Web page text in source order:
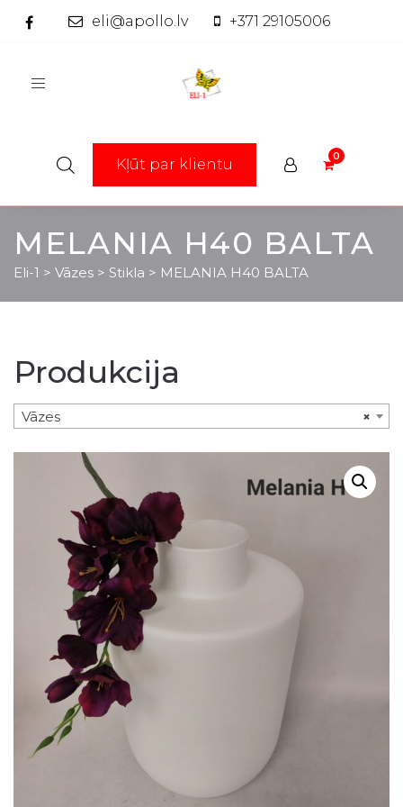
eli@apollo.lv +371 29105006
Toggle
Kļūt par klientu
MELANIA H40 BALTA
Eli-1 > Vāzes > Stikla > MELANIA H40 BALTA
Produkcija
×
Vāzes